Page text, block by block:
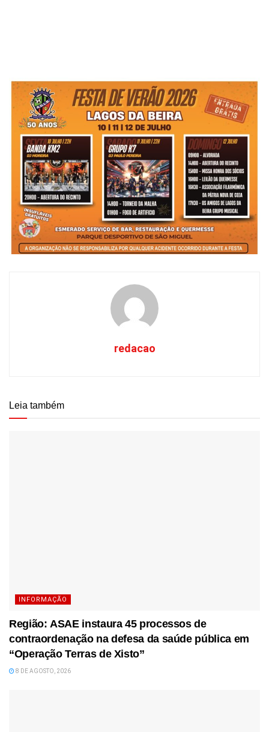
redacao
Leia também
INFORMAÇÃO
Região: ASAE instaura 45 processos de
contraordenação na defesa da saúde pública em
“Operação Terras de Xisto”
8 DE AGOSTO, 2026